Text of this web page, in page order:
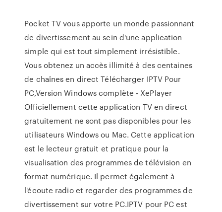
Pocket TV vous apporte un monde passionnant
de divertissement au sein d'une application
simple qui est tout simplement irrésistible.
Vous obtenez un accès illimité à des centaines
de chaînes en direct Télécharger IPTV Pour
PC,Version Windows complète - XePlayer
Officiellement cette application TV en direct
gratuitement ne sont pas disponibles pour les
utilisateurs Windows ou Mac. Cette application
est le lecteur gratuit et pratique pour la
visualisation des programmes de télévision en
format numérique. Il permet également à
l'écoute radio et regarder des programmes de
divertissement sur votre PC.IPTV pour PC est